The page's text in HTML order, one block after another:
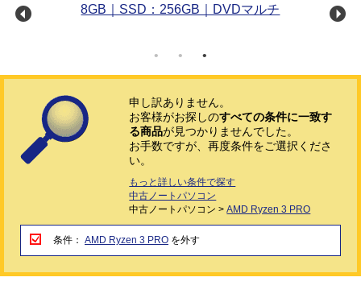
申し訳ありません。
お客様がお探しのすべての条件に一致す
る商品が見つかりませんでした。
お手数ですが、再度条件をご選択くださ
い。
もっと詳しい条件で探す
中古ノートパソコン
中古ノートパソコン >AMD Ryzen 3 PRO
条件： AMD Ryzen 3 PRO を外す